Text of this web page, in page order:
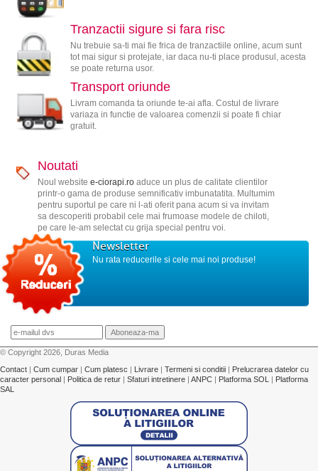
Tranzactii sigure si fara risc
Nu trebuie sa-ti mai fie frica de tranzactiile online, acum sunt
tot mai sigur si protejate, iar daca nu-ti place produsul, acesta
se poate returna usor.
Transport oriunde
Livram comanda ta oriunde te-ai afla. Costul de livrare
variaza in functie de valoarea comenzii si poate fi chiar
gratuit.
Noutati
Noul website e-ciorapi.roaduce un plus de calitate clientilor
printr-o gama de produse semnificativ imbunatatita. Multumim
pentru suportul pe care ni l-ati oferit pana acum si va invitam
sa descoperiti probabil cele mai frumoase modele de chiloti,
pe care le-am selectat cu grija special pentru voi.
Newsletter
Nu rata reducerile si cele mai noi produse!
© Copyright 2026, Duras Media
Contact | Cum cumpar | Cum platesc | Livrare | Termeni si conditii | Prelucrarea datelor cu
caracter personal | Politica de retur | Sfaturi intretinere | ANPC | Platforma SOL | Platforma
SAL